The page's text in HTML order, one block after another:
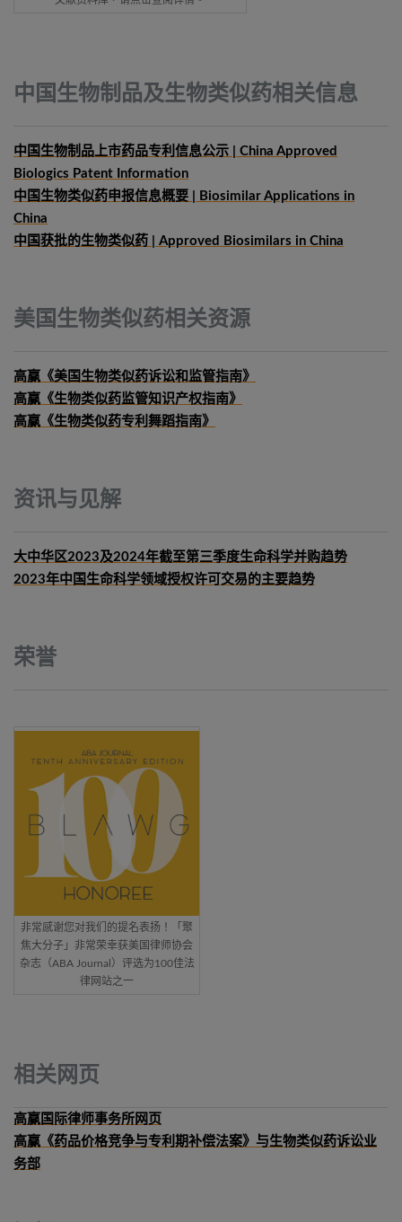
中国生物制品及生物类似药相关信息
中国生物制品上市药品专利信息公示 | China Approved
Biologics Patent Information
中国生物类似药申报信息概要 | Biosimilar Applications in
China
中国获批的生物类似药 | Approved Biosimilars in China
美国生物类似药相关资源
高赢《美国生物类似药诉讼和监管指南》
高赢《生物类似药监管知识产权指南》
高赢《生物类似药专利舞蹈指南》
资讯与见解
大中华区2023及2024年截至第三季度生命科学并购趋势
2023年中国生命科学领域授权许可交易的主要趋势
荣誉
非常感谢您对我们的提名表扬！「聚
焦大分子」非常荣幸获美国律师协会
杂志（ABA Journal）评选为100佳法
律网站之一
相关网页
高赢国际律师事务所网页
高赢《药品价格竞争与专利期补偿法案》与生物类似药诉讼业
务部